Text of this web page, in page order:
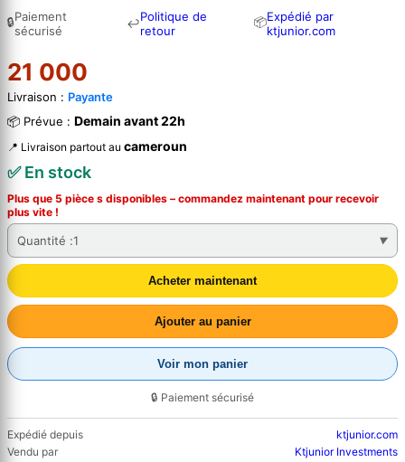
🔒Paiement
sécurisé
↩Politique de
retour
📦Expédié par
ktjunior.com
21 000
Livraison : Payante
📦 Prévue : Demain avant 22h
📍 Livraison partout au cameroun
✅ En stock
Plus que 5 pièce s disponibles – commandez maintenant pour recevoir
plus vite !
Quantité :1
Acheter maintenant
Ajouter au panier
Voir mon panier
🔒 Paiement sécurisé
Expédié depuis
ktjunior.com
Vendu par
Ktjunior Investments